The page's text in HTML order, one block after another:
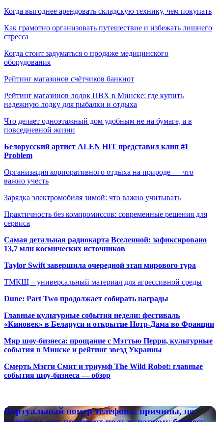
Когда выгоднее арендовать складскую технику, чем покупать
Как грамотно организовать путешествие и избежать лишнего
стресса
Когда стоит задуматься о продаже медицинского
оборудования
Рейтинг магазинов счётчиков банкнот
Рейтинг магазинов лодок ПВХ в Минске: где купить
надежную лодку для рыбалки и отдыха
Что делает одноэтажный дом удобным не на бумаге, а в
повседневной жизни
Белорусский артист ALEN HIT представил клип #1
Problem
Организация корпоративного отдыха на природе — что
важно учесть
Зарядка электромобиля зимой: что важно учитывать
Практичность без компромиссов: современные решения для
сервиса
Самая детальная радиокарта Вселенной: зафиксировано
13,7 млн космических источников
Taylor Swift завершила очередной этап мирового тура
ТМКЩ – универсальный материал для агрессивной среды
Dune: Part Two продолжает собирать награды
Главные культурные события недели: фестиваль
«Киновек» в Беларуси и открытие Нотр-Дама во Франции
Мир шоу-бизнеса: прощание с Мэттью Перри, культурные
события в Минске и рейтинг звезд Украины
Смерть Мэгги Смит и триумф The Wild Robot: главные
события шоу-бизнеса — обзор
Виртуальный
номер
Виртуальный номер телефона: причины, по